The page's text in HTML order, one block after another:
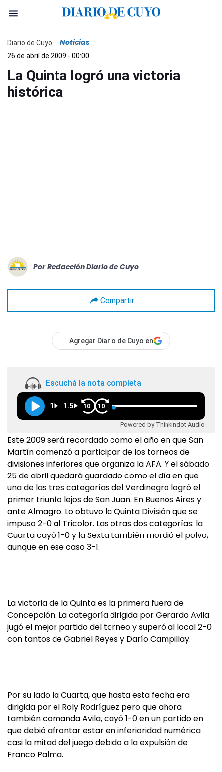
Diario de Cuyo Noticias
26 de abril de 2009 - 00:00
La Quinta logró una victoria
histórica
Por Redacción Diario de Cuyo
Compartir
Agregar Diario de Cuyo en
Escuchá la nota completa
1 1.5 10 10
Powered by Thinkindot Audio
Este 2009 será recordado como el año en que San
Martín comenzó a participar de los torneos de
divisiones inferiores que organiza la AFA. Y el sábado
25 de abril quedará guardado como el día en que
una de las tres categorías del Verdinegro logró el
primer triunfo lejos de San Juan. En Buenos Aires y
ante Almagro. Lo obtuvo la Quinta División que se
impuso 2-0 al Tricolor. Las otras dos categorías: la
Cuarta cayó 1-0 y la Sexta también mordió el polvo,
aunque en ese caso 3-1.
La victoria de la Quinta es la primera fuera de
Concepción. La categoría dirigida por Gerardo Avila
jugó el mejor partido del torneo y superó al local 2-0
con tantos de Gabriel Reyes y Darío Campillay.
Por su lado la Cuarta, que hasta esta fecha era
dirigida por el Roly Rodríguez pero que ahora
también comanda Avila, cayó 1-0 en un partido en
que debió afrontar estar en inferioridad numérica
casi la mitad del juego debido a la expulsión de
Franco Palma.